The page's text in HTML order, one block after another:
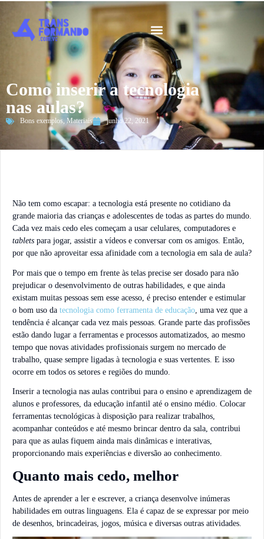
Como inserir a tecnologia
nas aulas?
Bons exemplos,Materiais junho 22, 2021
Não tem como escapar: a tecnologia está presente no cotidiano da
grande maioria das crianças e adolescentes de todas as partes do mundo.
Cada vez mais cedo eles começam a usar celulares, computadores e
tablets para jogar, assistir a vídeos e conversar com os amigos. Então,
por que não aproveitar essa afinidade com a tecnologia em sala de aula?
Por mais que o tempo em frente às telas precise ser dosado para não
prejudicar o desenvolvimento de outras habilidades, e que ainda
existam muitas pessoas sem esse acesso, é preciso entender e estimular
o bom uso da tecnologia como ferramenta de educação , uma vez que a
tendência é alcançar cada vez mais pessoas. Grande parte das profissões
estão dando lugar a ferramentas e processos automatizados, ao mesmo
tempo que novas atividades profissionais surgem no mercado de
trabalho, quase sempre ligadas à tecnologia e suas vertentes. E isso
ocorre em todos os setores e regiões do mundo.
Inserir a tecnologia nas aulas contribui para o ensino e aprendizagem de
alunos e professores, da educação infantil até o ensino médio. Colocar
ferramentas tecnológicas à disposição para realizar trabalhos,
acompanhar conteúdos e até mesmo brincar dentro da sala, contribui
para que as aulas fiquem ainda mais dinâmicas e interativas,
proporcionando mais experiências e diversão ao conhecimento.
Quanto mais cedo, melhor
Antes de aprender a ler e escrever, a criança desenvolve inúmeras
habilidades em outras linguagens. Ela é capaz de se expressar por meio
de desenhos, brincadeiras, jogos, música e diversas outras atividades.